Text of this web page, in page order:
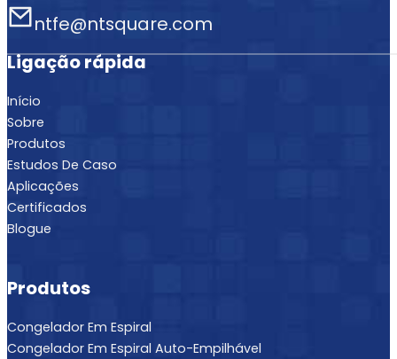
ntfe@ntsquare.com
Ligação rápida
Início
Sobre
Produtos
Estudos De Caso
Aplicações
Certificados
Blogue
Produtos
Congelador Em Espiral
Congelador Em Espiral Auto-Empilhável